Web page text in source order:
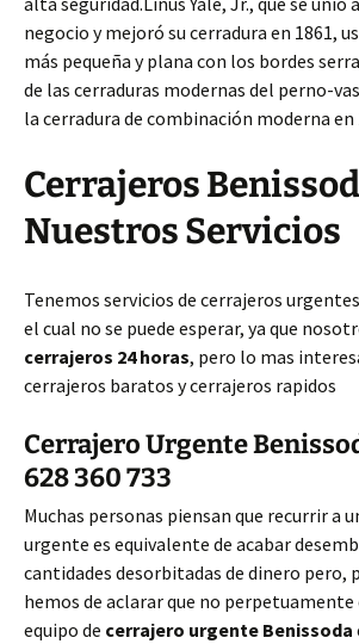
negocio y mejoró su cerradura en 1861,
más pequeña y plana con los bordes
de las cerraduras modernas del perno-
la cerradura de combinación moderna en
Cerrajeros
Nuestros Servicios
Tenemos servicios de cerrajeros
el cual no se puede esperar, ya que
cerrajeros 24 horas, pero lo mas
cerrajeros baratos y cerrajeros rapidos
Cerrajero Urgente
628 360 733
Muchas personas piensan que recurrir a
urgente es equivalente de acabar
cantidades desorbitadas de dinero pero,
hemos de aclarar que no perpetuamente
equipo de cerrajero urgente Benissoda